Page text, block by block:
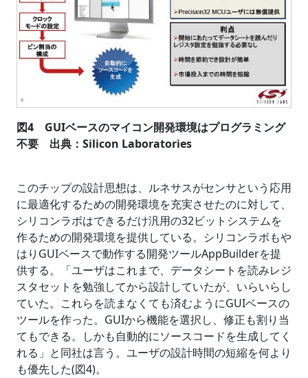
図4 GUIベースのマイコン開発環境はプログラミング
不要 出典：Silicon Laboratories
このチップの設計思想は、ルネサスがセンサという応用
に最適化するための開発環境を充実させたのに対して、
シリコンラボはできるだけ汎用の32ビットシステムを
作るための開発環境を提供している。シリコンラボもや
はりGUIベースで動作する開発ツールAppBuilderを提
供する。「ユーザはこれまで、データシートを読みレジ
スタセットを勉強してから設計していたが、いらいらし
ていた。これらを読まなくても済むようにGUIベースの
ツールを作った。GUIから機能を選択し、修正も割り当
てもできる。しかも自動的にソースコードを生成してく
れる」と同社は言う。ユーザの設計時間の短縮を何より
も優先した(図4)。